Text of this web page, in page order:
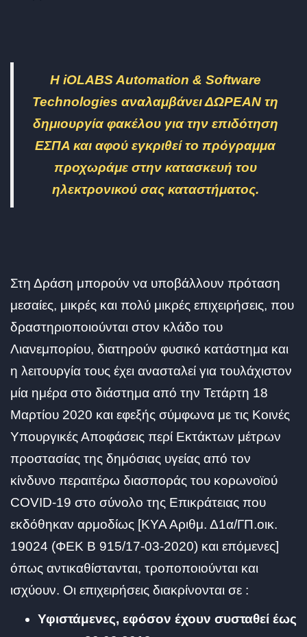
H iOLABS Automation & Software
Technologies αναλαμβάνει ΔΩΡΕΑΝ τη
δημιουργία φακέλου για την επιδότηση
ΕΣΠΑ και αφού εγκριθεί το πρόγραμμα
προχωράμε στην κατασκευή του
ηλεκτρονικού σας καταστήματος.
Στη Δράση μπορούν να υποβάλλουν πρόταση
μεσαίες, μικρές και πολύ μικρές επιχειρήσεις, που
δραστηριοποιούνται στον κλάδο του
Λιανεμπορίου, διατηρούν φυσικό κατάστημα και
η λειτουργία τους έχει ανασταλεί για τουλάχιστον
μία ημέρα στο διάστημα από την Τετάρτη 18
Μαρτίου 2020 και εφεξής σύμφωνα με τις Κοινές
Υπουργικές Αποφάσεις περί Εκτάκτων μέτρων
προστασίας της δημόσιας υγείας από τον
κίνδυνο περαιτέρω διασποράς του κορωνοϊού
COVID-19 στο σύνολο της Επικράτειας που
εκδόθηκαν αρμοδίως [ΚΥΑ Αριθμ. Δ1α/ΓΠ.οικ.
19024 (ΦΕΚ Β 915/17-03-2020) και επόμενες]
όπως αντικαθίστανται, τροποποιούνται και
ισχύουν. Οι επιχειρήσεις διακρίνονται σε :
Υφιστάμενες, εφόσον έχουν συσταθεί έως